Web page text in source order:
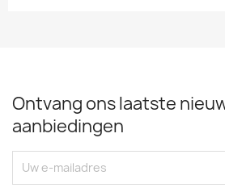
Ontvang ons laatste
aanbiedingen